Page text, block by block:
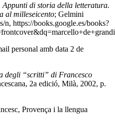
Appunti di storia della letteratura.
al milleseicento; Gelmini
https://books.google.es/books?
personal amb data 2 de
degli “scritti” di Francesco
2a edició, Milà, 2002, p.
Provença i la llengua